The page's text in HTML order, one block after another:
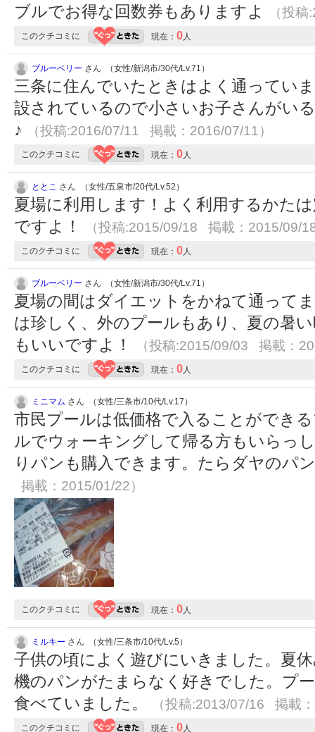
ブルでお得な回数券もありますよ
（投
このクチコミに 現在： 0 人
ブルーベリー さん （女性/新潟市/30代/Lv.71）
三条に住んでいたときはよく通ってい
設されているので小さいお子さんがい
♪
（投稿:2016/07/11 掲載：2016/07/11）
このクチコミに 現在： 0 人
ととこ さん （女性/五泉市/20代/Lv.52）
夏場に利用します！よく利用するかた
ですよ！
（投稿:2015/09/18 掲載：2015/09/
このクチコミに 現在： 0 人
ブルーベリー さん （女性/新潟市/30代/Lv.71）
夏場の間はダイエットをかねて通って
は珍しく、外のプールもあり、夏の暑
もいいですよ！
（投稿:2015/09/03 掲載：
このクチコミに 現在： 0 人
ミニマム さん （女性/三条市/10代/Lv.17）
市民プールは低価格で入ることができ
ルでウォーキングして帰る方もいらっ
りパンも購入できます。たらダヤのパ
掲載：2015/01/22）
このクチコミに 現在： 0 人
ミルキー さん （女性/三条市/10代/Lv.5）
子供の頃によく遊びにいきました。夏
機のパンがたまらなく好きでした。プ
食べていました。
（投稿:2013/07/16 掲載
このクチコミに 現在： 0 人